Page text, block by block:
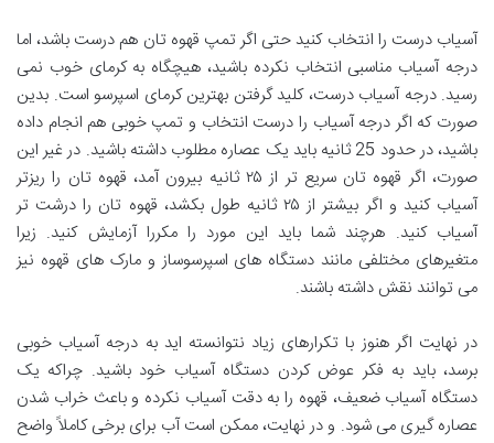
آسیاب درست را انتخاب کنید حتی اگر تمپ قهوه تان هم درست باشد، اما
درجه آسیاب مناسبی انتخاب نکرده باشید، هیچگاه به کرمای خوب نمی
رسید. درجه آسیاب درست، کلید گرفتن بهترین کرمای اسپرسو است. بدین
صورت که اگر درجه آسیاب را درست انتخاب و تمپ خوبی هم انجام داده
باشید، در حدود 25 ثانیه باید یک عصاره مطلوب داشته باشید. در غیر این
صورت، اگر قهوه تان سریع ‌تر از ۲۵ ثانیه بیرون آمد، قهوه ‌تان را ریزتر
آسیاب کنید و اگر بیشتر از ۲۵ ثانیه طول بکشد، قهوه ‌تان را درشت‌ تر
آسیاب کنید. هرچند شما باید این مورد را مکررا آزمایش کنید. زیرا
متغیرهای مختلفی مانند دستگاه های اسپرسوساز و مارک های قهوه نیز
می توانند نقش داشته باشند.
در نهایت اگر هنوز با تکرارهای زیاد نتوانسته اید به درجه آسیاب خوبی
برسد، باید به فکر عوض کردن دستگاه آسیاب خود باشید. چراکه یک
دستگاه آسیاب ضعیف، قهوه را به دقت آسیاب نکرده و باعث خراب شدن
عصاره گیری می شود. و در نهایت، ممکن است آب برای برخی کاملاً واضح